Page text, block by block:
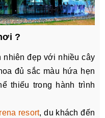
?
nhiên đẹp với nhiều cây
đủ sắc màu hứa hẹn
thiếu trong hành trình
resort, du khách đến